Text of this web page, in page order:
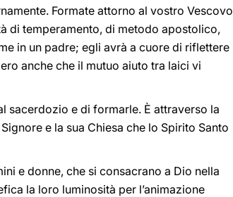
Formate attorno al vostro Vescovo
di temperamento, di metodo apostolico,
in un padre; egli avrà a cuore di riflettere
anche che il mutuo aiuto tra laici vi
sacerdozio e di formarle. È attraverso la
e la sua Chiesa che lo Spirito Santo
e donne, che si consacrano a Dio nella
la loro luminosità per l’animazione